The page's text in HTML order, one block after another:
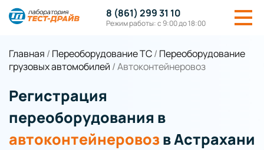
8 (861) 299 31 10
Режим работы: с 9:00 до 18:00
Главная / Переоборудование ТС/ Переоборудование
грузовых автомобилей /Автоконтейнеровоз
Регистрация
переоборудования в
автоконтейнеровоз в Астрахани